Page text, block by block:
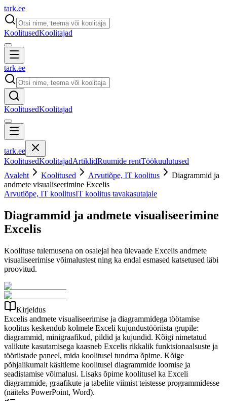
tark.ee
KoolitusedKoolitajad
tark.ee
KoolitusedKoolitajad
tark.ee
KoolitusedKoolitajadArtiklidRuumide rentTöökuulutused
Avaleht
Koolitused Arvutiõpe, IT koolitus
Diagrammid ja
andmete visualiseerimine Excelis
Arvutiõpe, IT koolitusIT koolitus tavakasutajale
Diagrammid ja andmete visualiseerimine
Excelis
Koolituse tulemusena on osalejal hea ülevaade Excelis andmete
visualiseerimise võimalustest ning ka endal esmased katsetused läbi
proovitud.
Kirjeldus
Excelis andmete visualiseerimise ja diagrammidega töötamise
koolitus keskendub kolmele Exceli kujundustööriista grupile:
diagrammid, minigraafikud, pildid ja kujundid. Kõigi nimetatud
valikute kasutamisega kaasneb Excelis rikkalik funktsionaalsuste ja
tööriistade paneel, mida koolitusel tundma õpime. Kõige
põhjalikumalt käsitleme koolitusel diagrammide loomise ja
seadistamise võimalusi. Lisaks õpime koolitusel ka Exceli
diagrammide, graafikute ja tabelite viimist teistesse programmidesse
(näiteks PowerPoint, Word).